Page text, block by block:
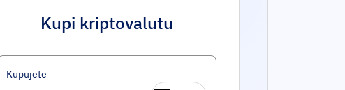
Kupi kriptovalutu
Kupujete